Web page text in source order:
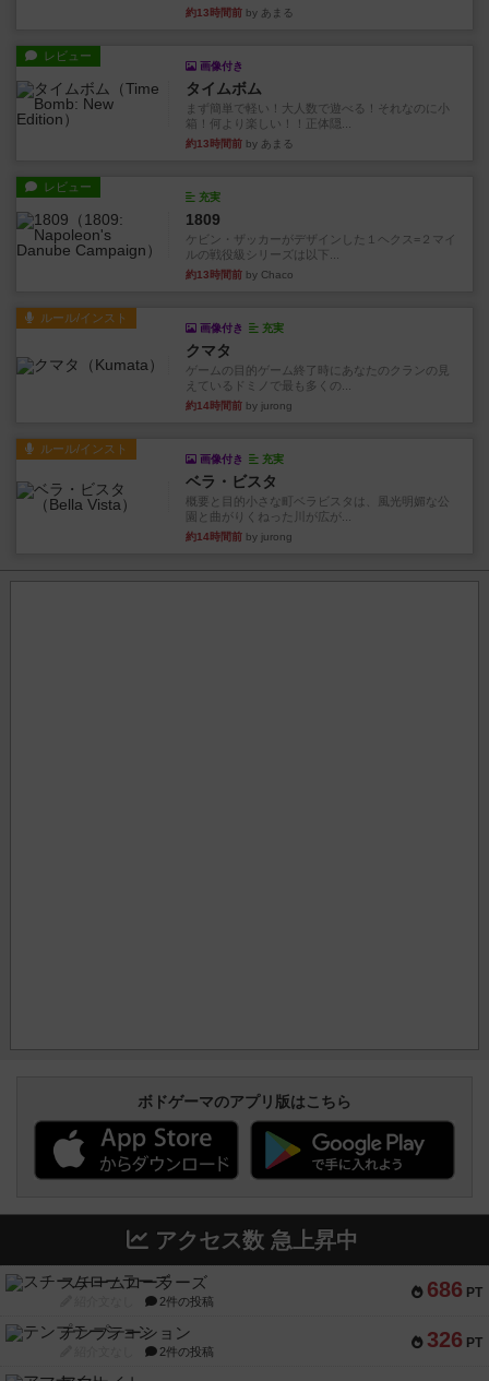
約13時間前 by あまる
レビュー
画像付き
タイムボム
まず簡単で軽い！大人数で遊べる！それなのに小
箱！何より楽しい！！正体隠...
約13時間前 by あまる
レビュー
充実
1809
ケビン・ザッカーがデザインした１ヘクス=２マイ
ルの戦役級シリーズは以下...
約13時間前 by Chaco
ルール/インスト
画像付き 充実
クマタ
ゲームの目的ゲーム終了時にあなたのクランの見
えているドミノで最も多くの...
約14時間前 by jurong
ルール/インスト
画像付き 充実
ベラ・ビスタ
概要と目的小さな町ベラビスタは、風光明媚な公
園と曲がりくねった川が広が...
約14時間前 by jurong
ボドゲーマのアプリ版はこちら
アクセス数 急上昇中
686 PT
スチームローラーズ
2件の投稿
326 PT
テンプテーション
2件の投稿